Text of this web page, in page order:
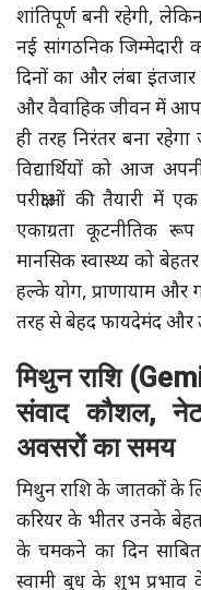
शांतिपूर्ण बनी रहेगी,
नई सांगठनिक
दिनों का और लंबा
और वैवाहिक जीवन में
ही तरह निरंतर बना रहेगा
विद्यार्थियों को आज
परीक्षाओं की तैयारी में
एकाग्रता कूटनीतिक
मानसिक स्वास्थ्य को
हल्के योग, प्राणायाम और
तरह से बेहद फायदेमंद और
मिथुन राशि
संवाद कौशल,
अवसरों का समय
मिथुन राशि के जातकों
करियर के भीतर उनके
के चमकने का दिन साबित
स्वामी बुध के शुभ